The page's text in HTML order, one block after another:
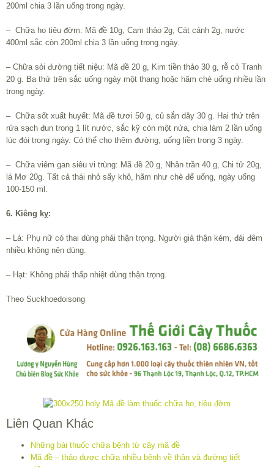
200ml chia 3 lần uống trong ngày.
– Chữa ho tiêu đờm: Mã đề 10g, Cam thảo 2g, Cát cánh 2g, nước
400ml sắc còn 200ml chia 3 lần uống trong ngày.
– Chữa sỏi đường tiết niệu: Mã đề 20 g, Kim tiền thảo 30 g, rễ cỏ Tranh
20 g. Ba thứ trên sắc uống ngày một thang hoặc hãm chè uống nhiều lần
trong ngày.
– Chữa sốt xuất huyết: Mã đề tươi 50 g, củ sắn dây 30 g. Hai thứ trên
rửa sạch đun trong 1 lít nước, sắc kỹ còn một nửa, chia làm 2 lần uống
lúc đói trong ngày. Có thể cho thêm đường, uống liền trong 3 ngày.
– Chữa viêm gan siêu vi trùng: Mã đề 20 g, Nhân trần 40 g, Chi tử 20g,
lá Mơ 20g. Tất cả thái nhỏ sấy khô, hãm như chè để uống, ngày uống
100-150 ml.
6. Kiêng kỵ:
– Lá: Phụ nữ có thai dùng phải thận trọng. Người già thận kém, đái đêm
nhiều không nên dùng.
– Hạt: Không phải thấp nhiệt dùng thận trọng.
Theo Suckhoedoisong
Liên Quan Khác
Những bài thuốc chữa bệnh từ cây mã đề
Mã đề – thảo dược chữa nhiều bệnh về thận và đường tiết